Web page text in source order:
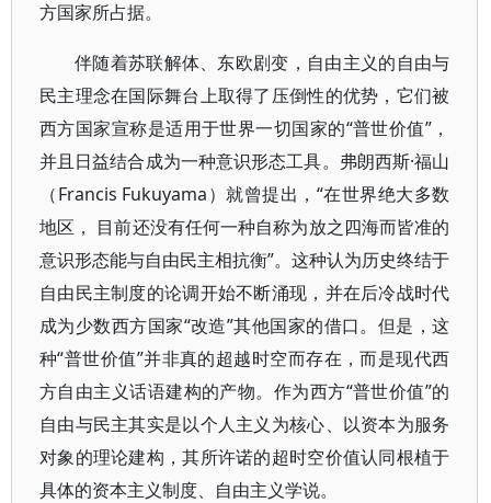
方国家所占据。
伴随着苏联解体、东欧剧变，自由主义的自由与
民主理念在国际舞台上取得了压倒性的优势，它们被
西方国家宣称是适用于世界一切国家的“普世价值”，
并且日益结合成为一种意识形态工具。弗朗西斯·福山
（Francis Fukuyama）就曾提出，“在世界绝大多数
地区， 目前还没有任何一种自称为放之四海而皆准的
意识形态能与自由民主相抗衡”。这种认为历史终结于
自由民主制度的论调开始不断涌现，并在后冷战时代
成为少数西方国家“改造”其他国家的借口。但是，这
种“普世价值”并非真的超越时空而存在，而是现代西
方自由主义话语建构的产物。作为西方“普世价值”的
自由与民主其实是以个人主义为核心、以资本为服务
对象的理论建构，其所许诺的超时空价值认同根植于
具体的资本主义制度、自由主义学说。